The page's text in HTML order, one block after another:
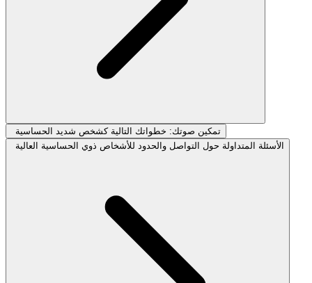
تمكين صوتك: خطواتك التالية كشخص شديد الحساسية
الأسئلة المتداولة حول التواصل والحدود للأشخاص ذوي الحساسية العالية